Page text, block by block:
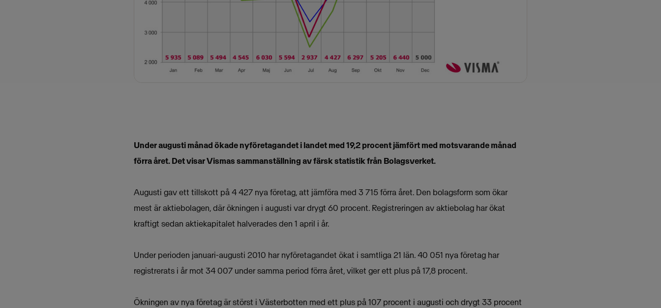
Under augusti månad ökade nyföretagandet i landet med 19,2 procent jämfört med motsvarande månad
förra året. Det visar Vismas sammanställning av färsk statistik från Bolagsverket.
Augusti gav ett tillskott på 4 427 nya företag, att jämföra med 3 715 förra året. Den bolagsform som ökar
mest är aktiebolagen, där ökningen i augusti var drygt 60 procent. Registreringen av aktiebolag har ökat
kraftigt sedan aktiekapitalet halverades den 1 april i år.
Under perioden januari-augusti 2010 har nyföretagandet ökat i samtliga 21 län. 40 051 nya företag har
registrerats i år mot 34 007 under samma period förra året, vilket ger ett plus på 17,8 procent.
Ökningen av nya företag är störst i Västerbotten med ett plus på 107 procent i augusti och drygt 33 procent